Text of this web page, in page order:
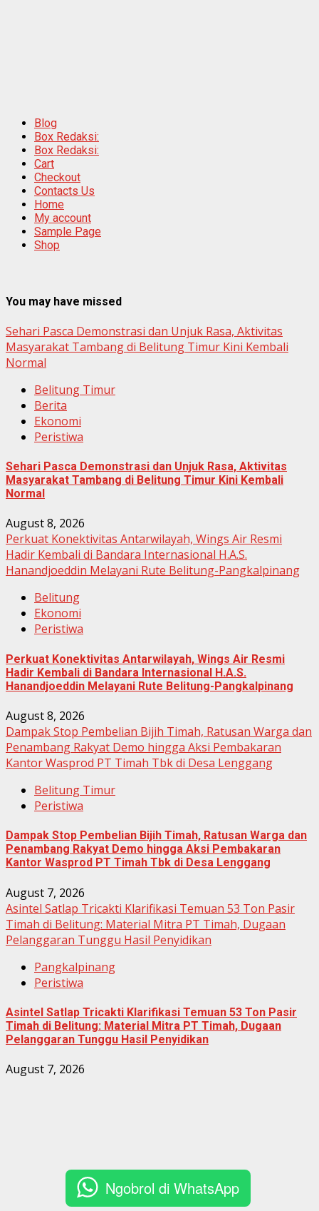
Blog
Box Redaksi:
Box Redaksi:
Cart
Checkout
Contacts Us
Home
My account
Sample Page
Shop
You may have missed
Sehari Pasca Demonstrasi dan Unjuk Rasa, Aktivitas
Masyarakat Tambang di Belitung Timur Kini Kembali
Normal
Belitung Timur
Berita
Ekonomi
Peristiwa
Sehari Pasca Demonstrasi dan Unjuk Rasa, Aktivitas
Masyarakat Tambang di Belitung Timur Kini Kembali
Normal
August 8, 2026
Perkuat Konektivitas Antarwilayah, Wings Air Resmi
Hadir Kembali di Bandara Internasional H.A.S.
Hanandjoeddin Melayani Rute Belitung-Pangkalpinang
Belitung
Ekonomi
Peristiwa
Perkuat Konektivitas Antarwilayah, Wings Air Resmi
Hadir Kembali di Bandara Internasional H.A.S.
Hanandjoeddin Melayani Rute Belitung-Pangkalpinang
August 8, 2026
Dampak Stop Pembelian Bijih Timah, Ratusan Warga dan
Penambang Rakyat Demo hingga Aksi Pembakaran
Kantor Wasprod PT Timah Tbk di Desa Lenggang
Belitung Timur
Peristiwa
Dampak Stop Pembelian Bijih Timah, Ratusan Warga dan
Penambang Rakyat Demo hingga Aksi Pembakaran
Kantor Wasprod PT Timah Tbk di Desa Lenggang
August 7, 2026
Asintel Satlap Tricakti Klarifikasi Temuan 53 Ton Pasir
Timah di Belitung: Material Mitra PT Timah, Dugaan
Pelanggaran Tunggu Hasil Penyidikan
Pangkalpinang
Peristiwa
Asintel Satlap Tricakti Klarifikasi Temuan 53 Ton Pasir
Timah di Belitung: Material Mitra PT Timah, Dugaan
Pelanggaran Tunggu Hasil Penyidikan
August 7, 2026
Ngobrol di WhatsApp